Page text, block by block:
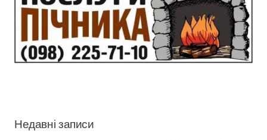
Недавні записи